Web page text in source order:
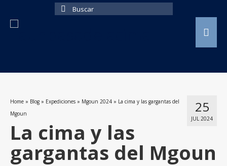
Buscar
25
JUL 2024
Home » Blog » Expediciones » Mgoun 2024 » La cima y las gargantas del
Mgoun
La cima y las
gargantas del Mgoun